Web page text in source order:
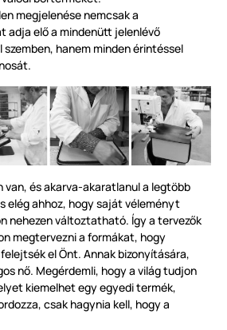
megjelenése nemcsak a
adja elő a mindenütt jelenlévő
hanem minden érintéssel
van, és akarva-akaratlanul a legtöbb
elég ahhoz, hogy saját véleményt
nehezen változtatható. Így a tervezők
megtervezni a formákat, hogy
el Önt. Annak bizonyítására,
nő. Megérdemli, hogy a világ tudjon
kiemelhet egy egyedi termék,
csak hagynia kell, hogy a